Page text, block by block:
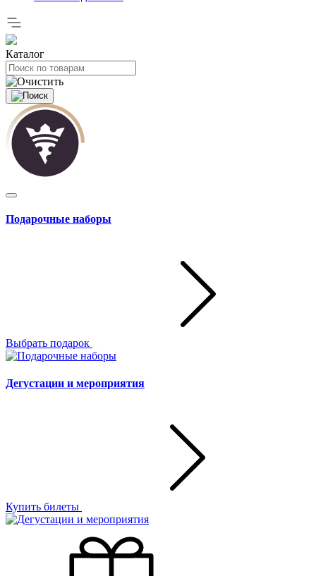
Каталог
Подарочные наборы
Выбрать подарок
Дегустации и мероприятия
Купить билеты